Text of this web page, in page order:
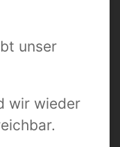
unser
wir wieder